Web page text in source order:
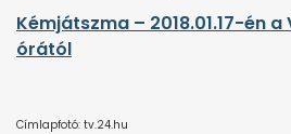
Kémjátszma – 2018.01.17-én
órától
Címlapfotó: tv.24.hu